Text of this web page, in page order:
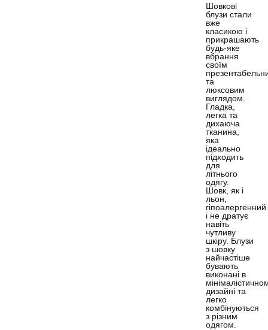
Шовкові
блузи стали
вже
класикою і
прикрашають
будь-яке
вбрання
своїм
та
люксовим
виглядом.
Гладка,
легка та
дихаюча
тканина,
яка
ідеально
підходить
для
літнього
одягу.
Шовк, як і
льон,
гіпоалергенний
і не дратує
навіть
чутливу
шкіру. Блузи
з шовку
найчастіше
бувають
виконані в
дизайні та
легко
комбінуються
з різним
одягом.